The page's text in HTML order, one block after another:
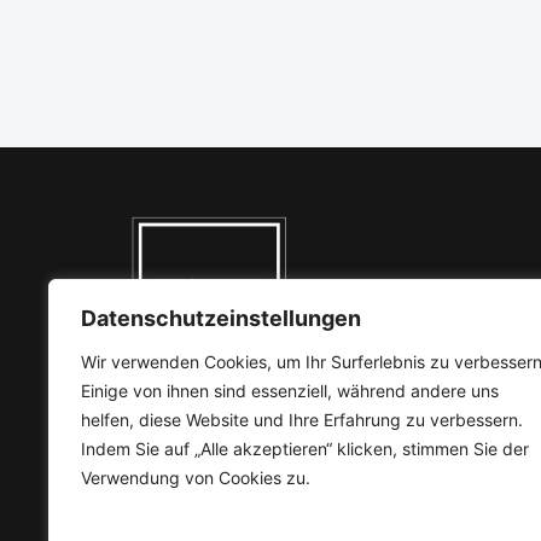
Datenschutzeinstellungen
Wir verwenden Cookies, um Ihr Surferlebnis zu
Einige von ihnen sind essenziell, während andere uns
helfen, diese Website und Ihre Erfahrung zu verbessern.
Indem Sie auf „Alle akzeptieren“ klicken, stimmen Sie der
Verwendung von Cookies zu.
Hausnummer Immobilien GmbH
Saitta & Dumpitak
Luegallee 6
40545 Düsseldorf